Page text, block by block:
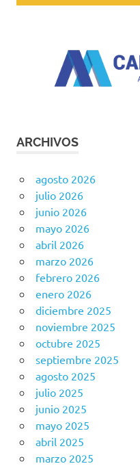
ARCHIVOS
agosto 2026
julio 2026
junio 2026
mayo 2026
abril 2026
marzo 2026
febrero 2026
enero 2026
diciembre 2025
noviembre 2025
octubre 2025
septiembre 2025
agosto 2025
julio 2025
junio 2025
mayo 2025
abril 2025
marzo 2025